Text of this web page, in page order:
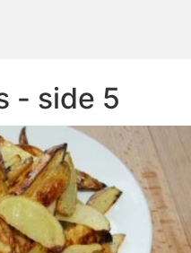
- side 5